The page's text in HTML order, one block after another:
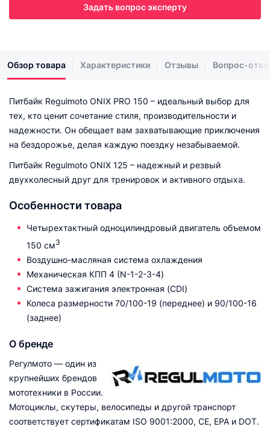
Задать вопрос эксперту
Обзор товара Характеристики Отзывы Вопрос-
Питбайк Regulmoto ONIX PRO 150 – идеальный выбор для
тех, кто ценит сочетание стиля, производительности и
надежности. Он обещает вам захватывающие приключения
на бездорожье, делая каждую поездку незабываемой.
Питбайк Regulmoto ONIX 125 – надежный и резвый
двухколесный друг для тренировок и активного отдыха.
Особенности товара
Четырехтактный одноцилиндровый двигатель объемом
150 см3
Воздушно-масляная система охлаждения
Механическая КПП 4 (N-1-2-3-4)
Система зажигания электронная (CDI)
Колеса размерности 70/100-19 (переднее) и 90/100-16
(заднее)
О бренде
Регулмото — один из
крупнейших брендов
мототехники в России.
Мотоциклы, скутеры, велосипеды и другой транспорт
соответствует сертификатам ISO 9001:2000, CE, EPA и DOT.